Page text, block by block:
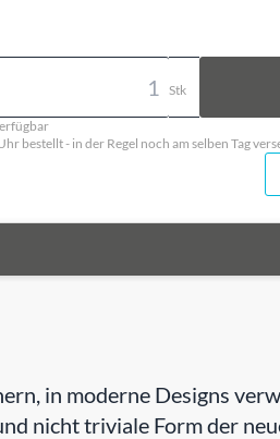
Stk
bestellt - in der Regel noch am selben Tag
in moderne Designs
nicht triviale Form der